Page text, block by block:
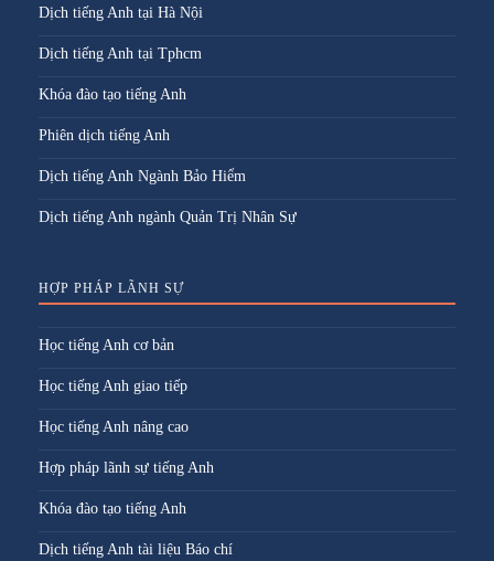
Dịch tiếng Anh tại Hà Nội
Dịch tiếng Anh tại Tphcm
Khóa đào tạo tiếng Anh
Phiên dịch tiếng Anh
Dịch tiếng Anh Ngành Bảo Hiểm
Dịch tiếng Anh ngành Quản Trị Nhân Sự
HỢP PHÁP LÃNH SỰ
Học tiếng Anh cơ bản
Học tiếng Anh giao tiếp
Học tiếng Anh nâng cao
Hợp pháp lãnh sự tiếng Anh
Khóa đào tạo tiếng Anh
Dịch tiếng Anh tài liệu Báo chí